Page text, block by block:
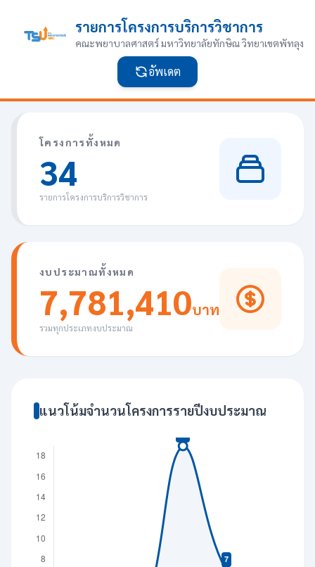
รายการโครงการบริการวิชาการ
คณะพยาบาลศาสตร์ มหาวิทยาลัยทักษิณ วิทยาเขตพัทลุง
อัพเดต
โครงการทั้งหมด
34
รายการโครงการบริการวิชาการ
งบประมาณทั้งหมด
7,781,410บาท
รวมทุกประเภทงบประมาณ
แนวโน้มจำนวนโครงการรายปีงบประมาณ